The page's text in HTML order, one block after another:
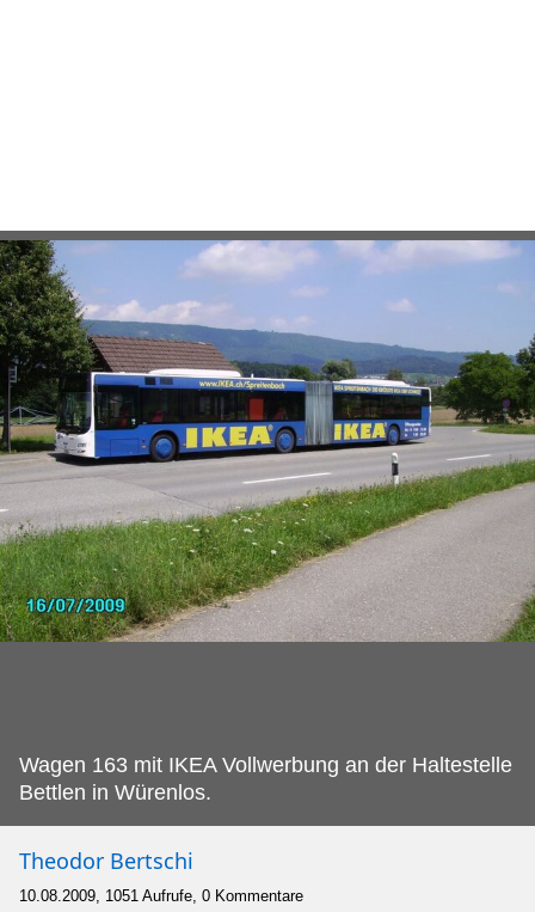
Wagen 163 mit IKEA Vollwerbung an der Haltestelle
Bettlen in Würenlos.
Theodor Bertschi
10.08.2009, 1051 Aufrufe, 0 Kommentare